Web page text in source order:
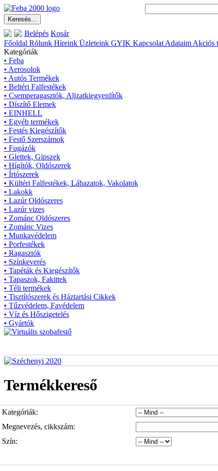
Belépés Kosár
Főoldal Rólunk Híreink Üzleteink GYIK Kapcsolat Adataim Akciós
Kategóriák
• Feba
• Aerosolok
• Autós Termékek
• Beltéri Falfestékek
• Csemperagasztók, Aljzatkiegyenlítők
• Díszítő Elemek
• EINHELL
• Egyéb termékek
• Festés Kiegészítők
• Festő Szerszámok
• Fugázók
• Glettek, Gipszek
• Hígítók, Oldószerek
• Írtószerek
• Kültéri Falfestékek, Lábazatok, Vakolatok
• Lakokk
• Lazúr Oldószeres
• Lazúr vizes
• Zománc Oldószeres
• Zománc Vizes
• Munkavédelem
• Porfestékek
• Ragasztók
• Színkeverés
• Tapéták és Kiegészítők
• Tapaszok, Fakittek
• Téli termékek
• Tisztítószerek és Háztartási Cikkek
• Tűzvédelem, Favédelem
• Víz és Hőszigetelés
• Gyártók
Termékkereső
Kategóriák:
Megnevezés, cikkszám:
Szín: